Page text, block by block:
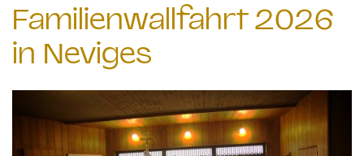
Familienwallfahrt 2026
in Neviges